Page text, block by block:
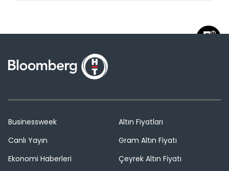
Businessweek
Canlı Yayın
Ekonomi Haberleri
Altın Fiyatları
Gram Altın Fiyatı
Çeyrek Altın Fiyatı